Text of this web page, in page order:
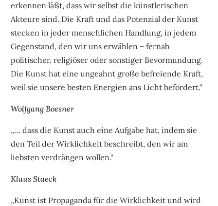
erkennen läßt, dass wir selbst die künstlerischen
Akteure sind. Die Kraft und das Potenzial der Kunst
stecken in jeder menschlichen Handlung, in jedem
Gegenstand, den wir uns erwählen – fernab
politischer, religiöser oder sonstiger Bevormundung.
Die Kunst hat eine ungeahnt große befreiende Kraft,
weil sie unsere besten Energien ans Licht befördert.“
Wolfgang Boesner
„… dass die Kunst auch eine Aufgabe hat, indem sie
den Teil der Wirklichkeit beschreibt, den wir am
liebsten verdrängen wollen.“
Klaus Staeck
„Kunst ist Propaganda für die Wirklichkeit und wird